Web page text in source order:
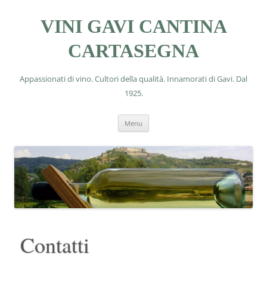
VINI GAVI CANTINA
CARTASEGNA
Appassionati di vino. Cultori della qualità. Innamorati di Gavi. Dal
1925.
Menu
Contatti